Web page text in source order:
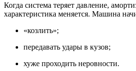
Когда система теряет давление,
характеристика меняется. Машина
«козлить»;
передавать удары в кузов;
хуже проходить неровности.